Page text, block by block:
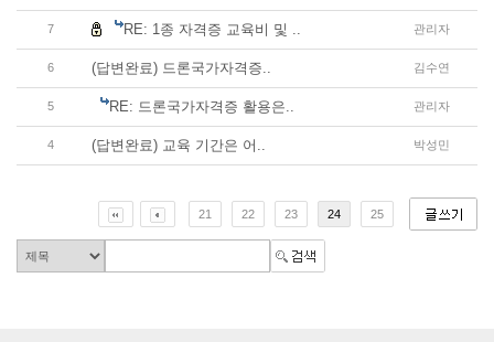
7 RE: 1종 자격증 교육비 및 .. 관리자
6 (답변완료) 드론국가자격증.. 김수연
5 RE: 드론국가자격증 활용은.. 관리자
4 (답변완료) 교육 기간은 어.. 박성민
21 22 23 24 25